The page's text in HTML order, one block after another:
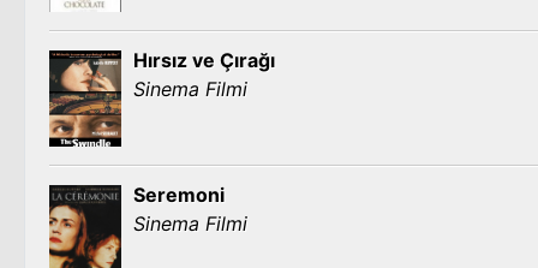
Hırsız ve Çırağı
Sinema Filmi
Seremoni
Sinema Filmi